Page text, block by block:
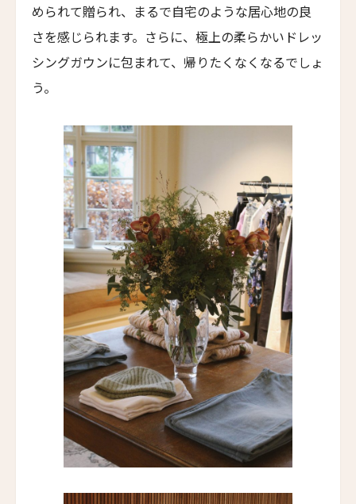
サウスブリッジ・ナパ・バレー
Southbridge Napa Valley
カーネロス・リゾート＆スパ
Carneros Resort and Spa
Villa Beluno Hotel & Spa
コレントソレイク＆リバーホテル
Correntoso Lake & River Hotel
カサ・デ・ウコ ヴィンヤーズ＆ワインリゾート
Casa de Uco Vineyards & Wine Resort
カサ・ルシア
Casa Lucia
ケノア・エクスクルーシブ・ビーチ・スパ & リゾ
Kenoa - Exclusive Beach Spa & Resort
エミリアーノ・サンパウロ
Emiliano São Paulo
エミリアーノ・リオ
Emiliano Rio
バラクーダ・ホテル・アンド・ヴィラズ
Barracuda Hotel & Villas
められて贈られ、まるで自宅のような居心地の良
さを感じられます。さらに、極上の柔らかいドレッ
シングガウンに包まれて、帰りたくなくなるでしょ
う。